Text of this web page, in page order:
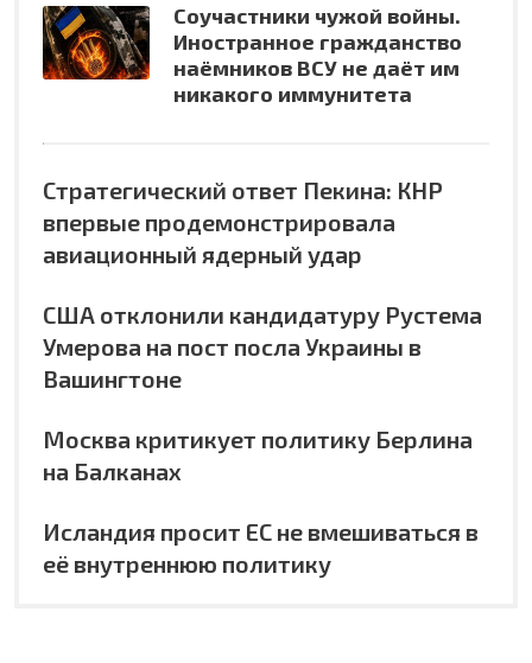
Соучастники чужой войны.
Иностранное гражданство
наёмников ВСУ не даёт им
никакого иммунитета
Стратегический ответ Пекина: КНР
впервые продемонстрировала
авиационный ядерный удар
США отклонили кандидатуру Рустема
Умерова на пост посла Украины в
Вашингтоне
Москва критикует политику Берлина
на Балканах
Исландия просит ЕС не вмешиваться в
её внутреннюю политику